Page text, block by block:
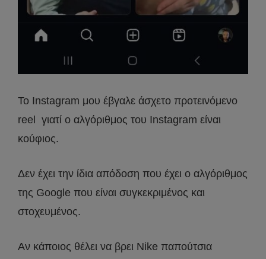
Το Instagram μου έβγαλε άσχετο προτεινόμενο
reel γιατί ο αλγόριθμος του Ιnstagram είναι
κούφιος.
Δεν έχει την ίδια απόδοση που έχει ο αλγόριθμος
της Google που είναι συγκεκριμένος και
στοχευμένος.
Αν κάποιος θέλει να βρει Nike παπούτσια